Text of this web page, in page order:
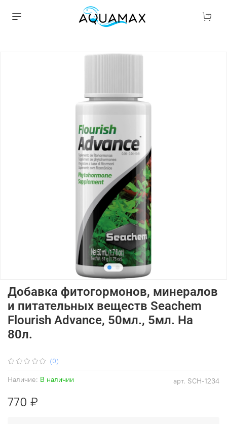
(0)
арт. SCH-1234
Наличие: В наличии
Добавка фитогормонов, минералов
и питательных веществ Seachem
Flourish Advance, 50мл., 5мл. На
80л.
770 ₽